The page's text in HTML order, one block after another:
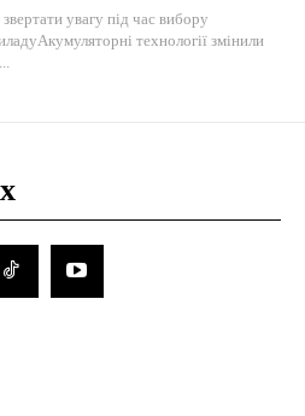
увагу під час вибору
технології змінили